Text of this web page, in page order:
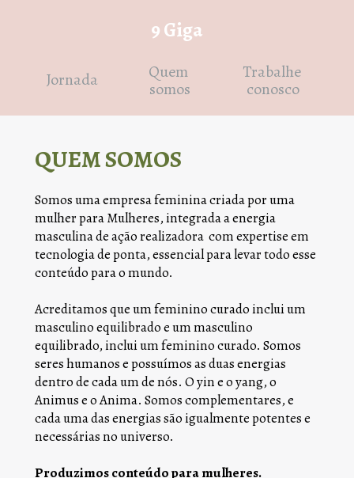
Jornada
Quem
somos
Trabalhe
conosco
9 Giga
Somos uma empresa feminina criada por uma
mulher para Mulheres, integrada a energia
masculina de ação realizadora  com expertise em
tecnologia de ponta, essencial para levar todo esse
conteúdo para o mundo.
Acreditamos que um feminino curado inclui um
masculino equilibrado e um masculino
equilibrado, inclui um feminino curado. Somos
seres humanos e possuímos as duas energias
dentro de cada um de nós. O yin e o yang, o
Animus e o Anima. Somos complementares, e
cada uma das energias são igualmente potentes e
necessárias no universo.
Produzimos conteúdo para mulheres.
QUEM SOMOS